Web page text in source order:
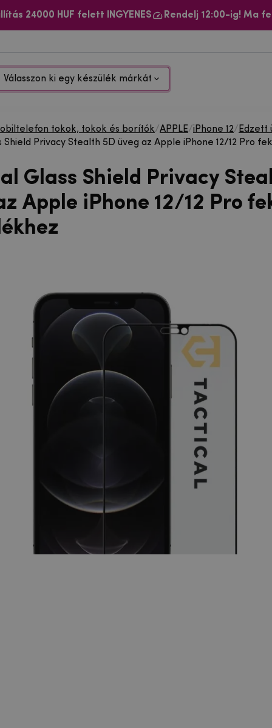
24000 HUF felett INGYENES Rendelj 12:00-ig! Ma
Válasszon ki egy készülék márkát
tokok, tokok és borítók/APPLE/iPhone 12/ Edzett
Shield Privacy Stealth 5D üveg az Apple iPhone 12/12 Pro
Glass Shield Privacy
Apple iPhone 12/12 Pro